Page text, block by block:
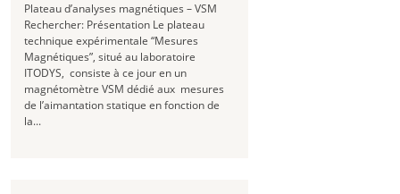
Plateau d’analyses magnétiques – VSM
Rechercher: Présentation Le plateau
technique expérimentale “Mesures
Magnétiques”, situé au laboratoire
ITODYS, consiste à ce jour en un
magnétomètre VSM dédié aux mesures
de l’aimantation statique en fonction de
la...